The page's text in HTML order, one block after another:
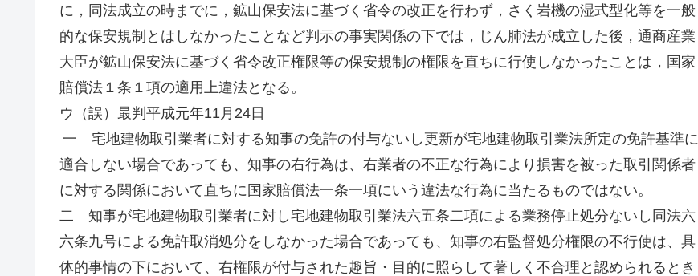
に，同法成立の時までに，鉱山保安法に基づく省令の改正を行わず，さく岩機の湿式型化等を一般
的な保安規制とはしなかったことなど判示の事実関係の下では，じん肺法が成立した後，通商産業
大臣が鉱山保安法に基づく省令改正権限等の保安規制の権限を直ちに行使しなかったことは，国家
賠償法１条１項の適用上違法となる。
ウ（誤）最判平成元年11月24日
一 宅地建物取引業者に対する知事の免許の付与ないし更新が宅地建物取引業法所定の免許基準に
適合しない場合であっても、知事の右行為は、右業者の不正な行為により損害を被った取引関係者
に対する関係において直ちに国家賠償法一条一項にいう違法な行為に当たるものではない。
二 知事が宅地建物取引業者に対し宅地建物取引業法六五条二項による業務停止処分ないし同法六
六条九号による免許取消処分をしなかった場合であっても、知事の右監督処分権限の不行使は、具
体的事情の下において、右権限が付与された趣旨・目的に照らして著しく不合理と認められるとき